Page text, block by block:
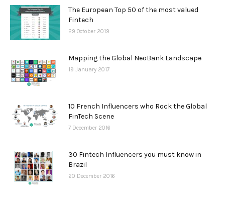
The European Top 50 of the most valued
Fintech
29 October 2019
Mapping the Global NeoBank Landscape
19 January 2017
10 French Influencers who Rock the Global
FinTech Scene
7 December 2016
30 Fintech Influencers you must know in
Brazil
20 December 2016